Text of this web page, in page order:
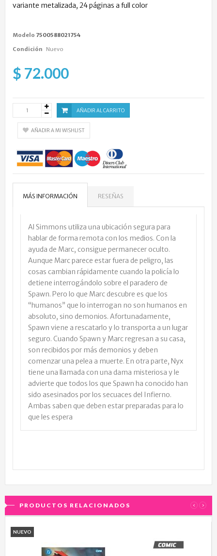
variante metalizada, 24 páginas a full color
Modelo 7500588021754
Condición Nuevo
$ 72.000
AÑADIR AL CARRITO
AÑADIR A MI WISHLIST
MÁS INFORMACIÓN RESEÑAS
Al Simmons utiliza una ubicación segura para
hablar de forma remota con los medios. Con la
ayuda de Marc, consigue permanecer oculto.
Aunque Marc parece estar fuera de peligro, las
cosas cambian rápidamente cuando la policía lo
detiene interrogándolo sobre el paradero de
Spawn. Pero lo que Marc descubre es que los
“humanos” que lo interrogan no son humanos en
absoluto, sino demonios. Afortunadamente,
Spawn viene a rescatarlo y lo transporta a un lugar
seguro. Cuando Spawn y Marc regresan a su casa,
son recibidos por más demonios y deben
comenzar una pelea a muerte. En otra parte, Nyx
tiene una llamada con una dama misteriosa y le
advierte que todos los que Spawn ha conocido han
sido asesinados por los secuaces del Infierno.
Ambas saben que deben estar preparadas para lo
que les espera
PRODUCTOS RELACIONADOS ‹ ›
NUEVO